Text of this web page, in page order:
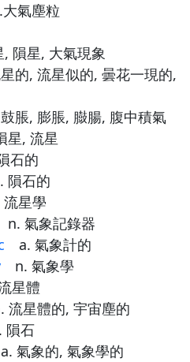
氣塵粒
隕星, 大氣現象
的, 流星似的, 曇花一現的,
脹, 膨脹, 臌腸, 腹中積氣
星, 流星
石的
隕石的
星學
n. 氣象記錄器
a. 氣象計的
n. 氣象學
星體
流星體的, 宇宙塵的
石
氣象的, 氣象學的